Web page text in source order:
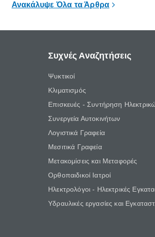
έναν πιστοποιημένο
Ανακάλυψε Όλα τα Άρθρα
Συχνές Αναζητήσεις
Ψυκτικοί
Κλιματισμός
Επισκευές - Συντήρηση
Συνεργεία Αυτοκινήτων
Λογιστικά Γραφεία
Μεσιτικά Γραφεία
Μετακομίσεις και Μεταφορές
Ορθοπαιδικοί Ιατροί
Ηλεκτρολόγοι - Ηλεκτρικές
Υδραυλικές εργασίες και